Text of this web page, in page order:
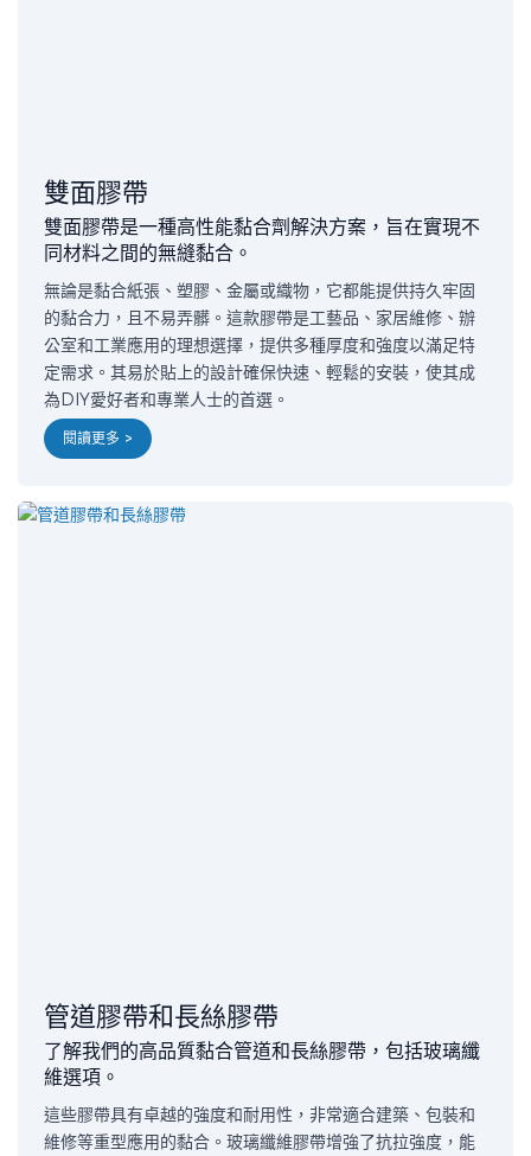
雙面膠帶
雙面膠帶是一種高性能黏合劑解決方案，旨在實現不
同材料之間的無縫黏合。
無論是黏合紙張、塑膠、金屬或織物，它都能提供持久牢固
的黏合力，且不易弄髒。這款膠帶是工藝品、家居維修、辦
公室和工業應用的理想選擇，提供多種厚度和強度以滿足特
定需求。其易於貼上的設計確保快速、輕鬆的安裝，使其成
為DIY愛好者和專業人士的首選。
閱讀更多 >
管道膠帶和長絲膠帶
了解我們的高品質黏合管道和長絲膠帶，包括玻璃纖
維選項。
這些膠帶具有卓越的強度和耐用性，非常適合建築、包裝和
維修等重型應用的黏合。玻璃纖維膠帶增強了抗拉強度，能